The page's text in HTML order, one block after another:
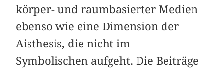
körper- und raumbasierter Medien
ebenso wie eine Dimension der
Aisthesis, die nicht im
Symbolischen aufgeht. Die Beiträge